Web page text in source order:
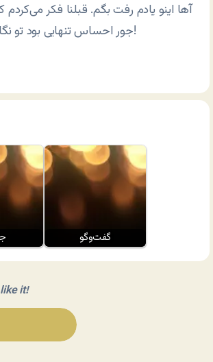
آها اینو یادم رفت بگم. قبلنا فکر
جور احساس تنهایی بود تو نگاهش. من هم باهاش رفتم. خیلی دختر خوبیه این عزرائیل. باور کنین!
گفت‌وگو
it!